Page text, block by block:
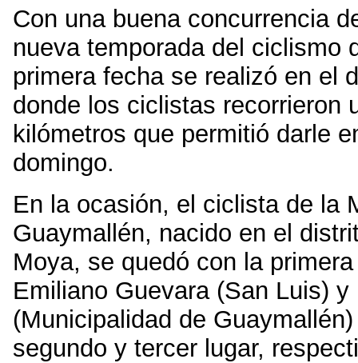
Con una buena concurrencia
nueva temporada del ciclismo
primera fecha se realizó en el
donde los ciclistas recorrieron
kilómetros que permitió darle
domingo.
En la ocasión, el ciclista de la
Guaymallén, nacido en el
Moya, se quedó con la
Emiliano Guevara (San Luis)
(Municipalidad de
segundo y tercer lugar,